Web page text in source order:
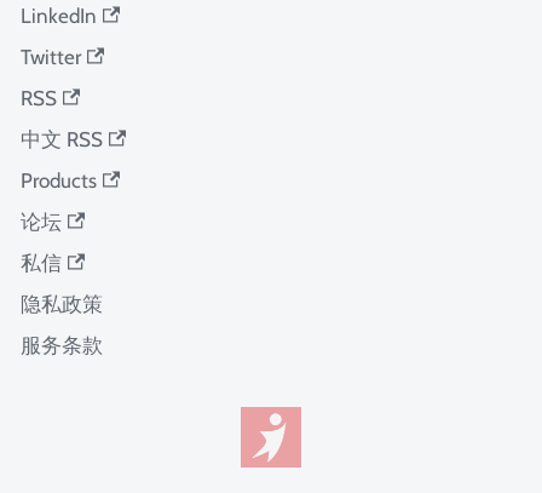
LinkedIn
Twitter
RSS
中文 RSS
Products
论坛
私信
隐私政策
服务条款